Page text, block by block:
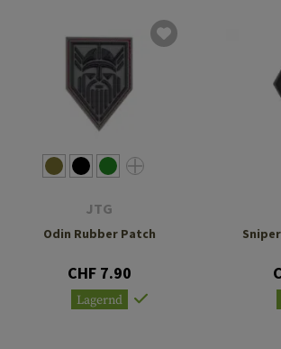
JTG
Odin Rubber Patch
CHF 7.90
Lagernd